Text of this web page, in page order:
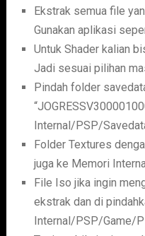
Ekstrak semua file
Gunakan aplikasi
Untuk Shader kalian
Jadi sesuai pilihan
Pindah folder
Internal/PSP/
Folder Textures
juga ke Memori
File Iso jika ingin
ekstrak dan di
Internal/PSP/Game/